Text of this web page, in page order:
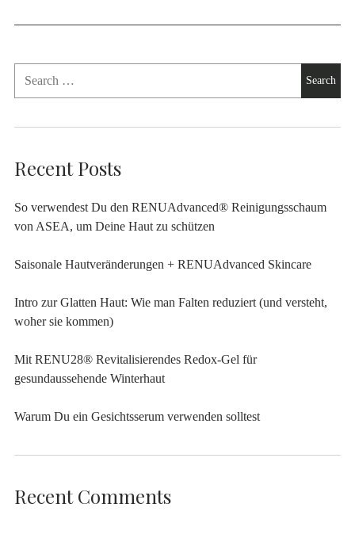
Recent Posts
So verwendest Du den RENUAdvanced® Reinigungsschaum
von ASEA, um Deine Haut zu schützen
Saisonale Hautveränderungen + RENUAdvanced Skincare
Intro zur Glatten Haut: Wie man Falten reduziert (und versteht,
woher sie kommen)
Mit RENU28® Revitalisierendes Redox-Gel für
gesundaussehende Winterhaut
Warum Du ein Gesichtsserum verwenden solltest
Recent Comments